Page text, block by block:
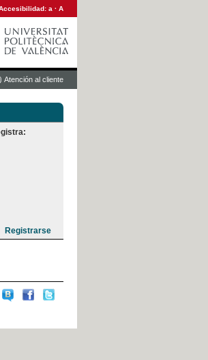
a · A
Atención al cliente